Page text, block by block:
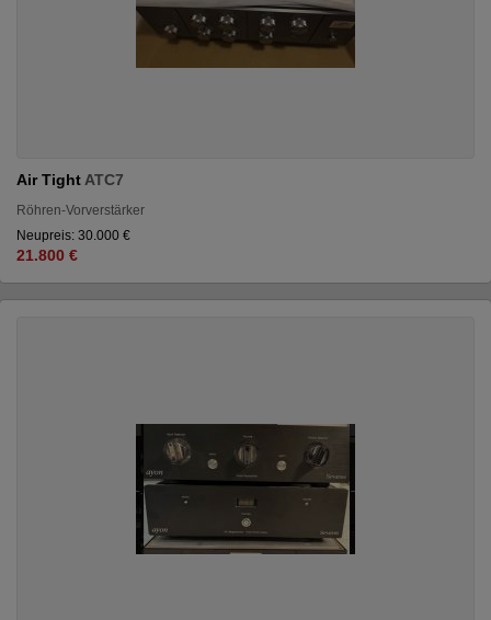
Air Tight ATC7
Röhren-Vorverstärker
Neupreis: 30.000 €
21.800 €